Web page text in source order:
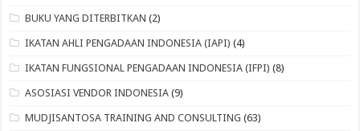
BUKU YANG DITERBITKAN (2)
IKATAN AHLI PENGADAAN INDONESIA (IAPI) (4)
IKATAN FUNGSIONAL PENGADAAN INDONESIA (IFPI) (8)
ASOSIASI VENDOR INDONESIA (9)
MUDJISANTOSA TRAINING AND CONSULTING (63)